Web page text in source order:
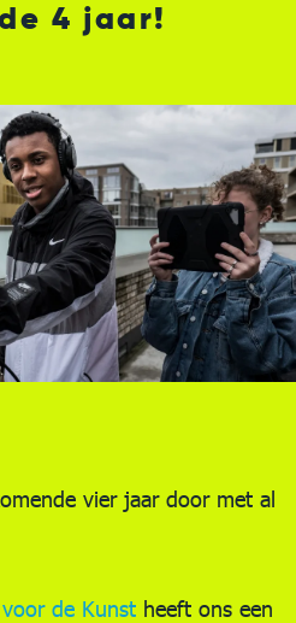
4 jaar!
vier jaar door met al
de Kunst heeft ons een